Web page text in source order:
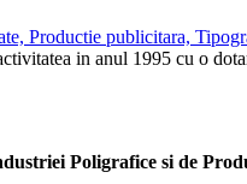
Productie publicitara,
in anul 1995 cu o
Poligrafice si de